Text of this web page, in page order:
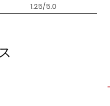
1.25/5.0